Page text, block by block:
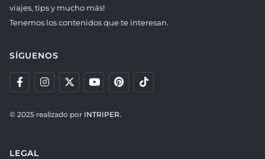
viajes, tips y mucho más!
Tenemos los contenidos que te interesan.
SÍGUENOS
© 2025 realizado por INTRIPER.
LEGAL